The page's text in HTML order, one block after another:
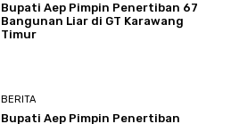
Bupati Aep Pimpin Penertiban 67
Bangunan Liar di GT Karawang
Timur
BERITA
Bupati Aep Pimpin Penertiban